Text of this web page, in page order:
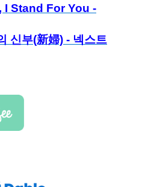
I Stand For You -
신부(新婦) - 넥스트